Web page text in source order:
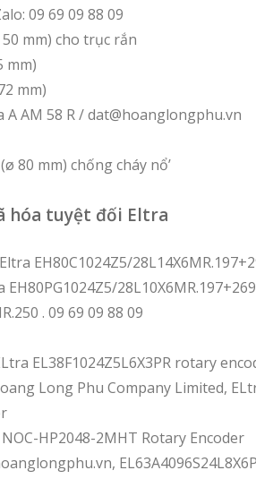
09 69 09 88 09
mm) cho trục rắn
mm)
mm)
A AM 58 R / dat@hoanglongphu.vn
80 mm) chống cháy nổ’
hóa tuyệt đối Eltra
EH80C1024Z5/
28L10X6MR.197+269
. 09 69 09 88 09
EL38F1024Z5L6X3PR rotary
Long Phu Company Limited,
HP2048-2MHT Rotary Encoder